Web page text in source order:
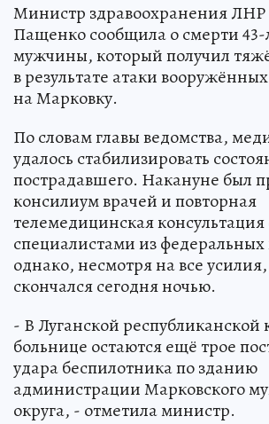
Министр здравоохранения
Пащенко сообщила о смерти 43-
мужчины, который получил
в результате атаки
на Марковку.
По словам главы ведомства,
удалось стабилизировать
пострадавшего. Накануне был
консилиум врачей и повторная
телемедицинская консультация
специалистами из
однако, несмотря на все
скончался сегодня ночью.
- В Луганской республиканской
больнице остаются ещё трое
удара беспилотника по зданию
администрации Марковского
округа, - отметила министр.